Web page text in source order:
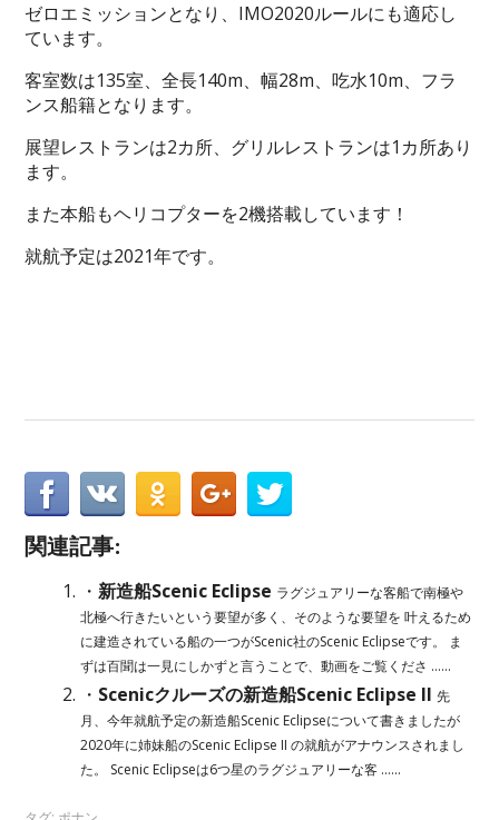
ゼロエミッションとなり、IMO2020ルールにも適応し
ています。
客室数は135室、全長140m、幅28m、吃水10m、フラ
ンス船籍となります。
展望レストランは2カ所、グリルレストランは1カ所あり
ます。
また本船もヘリコプターを2機搭載しています！
就航予定は2021年です。
関連記事:
・新造船Scenic Eclipse ラグジュアリーな客船で南極や
北極へ行きたいという要望が多く、そのような要望を 叶えるため
に建造されている船の一つがScenic社のScenic Eclipseです。 ま
ずは百聞は一見にしかずと言うことで、動画をご覧くださ ......
・ Scenicクルーズの新造船Scenic Eclipse II 先
月、今年就航予定の新造船Scenic Eclipseについて書きましたが
2020年に姉妹船のScenic Eclipse II の就航がアナウンスされまし
た。 Scenic Eclipseは6つ星のラグジュアリーな客 ......